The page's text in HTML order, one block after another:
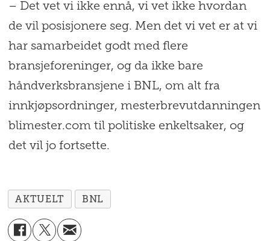
– Det vet vi ikke ennå, vi vet ikke hvordan
de vil posisjonere seg. Men det vi vet er at vi
har samarbeidet godt med flere
bransjeforeninger, og da ikke bare
håndverksbransjene i BNL, om alt fra
innkjøpsordninger, mesterbrevutdanningen
blimester.com til politiske enkeltsaker, og
det vil jo fortsette.
AKTUELT BNL